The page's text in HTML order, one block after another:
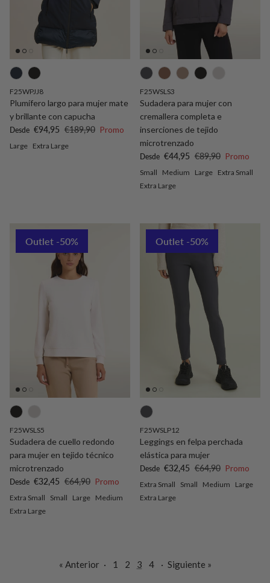
F25WPJJ8
Plumífero largo para mujer mate
y brillante con capucha
Precio de venta
Desde €94,95 Precio normal
€189,90 Promo
Large Extra Large
F25WSLS3
Sudadera para mujer con
cremallera completa e
inserciones de tejido
microtrenzado
Precio de venta
Desde €44,95 Precio normal
€89,90 Promo
Small Medium Large Extra Small
Extra Large
Outlet -50%
F25WSLS5
Sudadera de cuello redondo
para mujer en tejido técnico
microtrenzado
Precio de venta
Desde €32,45 Precio normal
€64,90 Promo
Extra Small Small Large Medium
Extra Large
Outlet -50%
F25WSLP12
Leggings en felpa perchada
elástica para mujer
Precio de venta
Desde €32,45 Precio normal
€64,90 Promo
Extra Small Small Medium
Large
Extra Large
« Anterior · 1 2 3 4 · Siguiente »